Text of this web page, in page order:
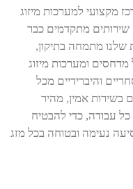
מקצועי למערכות מיזוג
שירותים מתקדמים כבר
שלנו מתמחה בתיקון,
ומערכות מיזוג
והיברידיים מכל
בשירות אמין, מהיר
עבודה, כדי להבטיח
נעימה ובטוחה בכל מזג